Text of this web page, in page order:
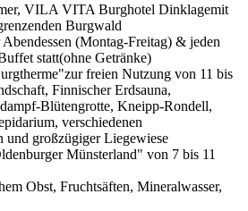
VILA VITA Burghotel Dinklagemit
Burgwald
(Montag-Freitag) & jeden
statt(ohne Getränke)
zur freien Nutzung von 11 bis
Finnischer Erdsauna,
Blütengrotte, Kneipp-Rondell,
verschiedenen
und großzügiger Liegewiese
Münsterland" von 7 bis 11
Obst, Fruchtsäften, Mineralwasser,